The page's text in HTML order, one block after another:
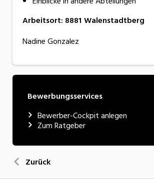
Arbeitsort: 8881 Walenstadtberg
Nadine Gonzalez
Bewerbungsservices
Bewerber-Cockpit anlegen
Zum Ratgeber
Zurück